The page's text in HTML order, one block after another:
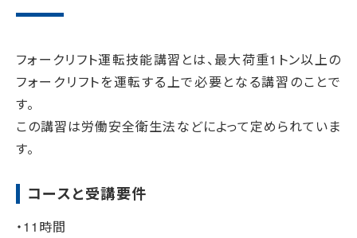
フォークリフト運転技能講習とは、最大荷重1トン以上の
フォークリフトを運転する上で必要となる講習のことで
す。
この講習は労働安全衛生法などによって定められていま
す。
コースと受講要件
・11時間